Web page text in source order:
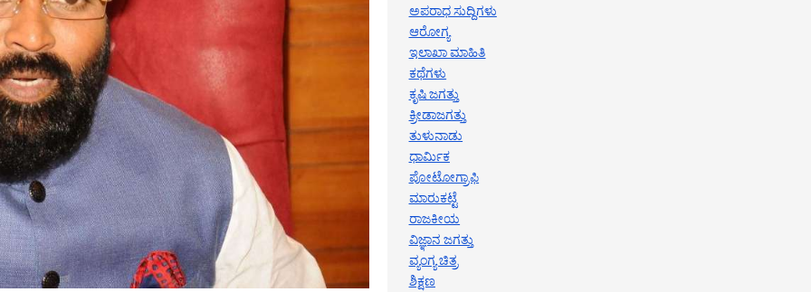
ಅಪರಾಧ ಸುದ್ದಿಗಳು
ಆರೋಗ್ಯ
ಇಲಾಖಾ ಮಾಹಿತಿ
ಕಥೆಗಳು
ಕೃಷಿ ಜಗತ್ತು
ಕ್ರೀಡಾಜಗತ್ತು
ತುಳುನಾಡು
ಧಾರ್ಮಿಕ
ಪೋಟೋಗ್ರಾಫಿ
ಮಾರುಕಟ್ಟೆ
ರಾಜಕೀಯ
ವಿಜ್ಞಾನ ಜಗತ್ತು
ವ್ಯಂಗ್ಯ ಚಿತ್ರ
ಶಿಕ್ಷಣ